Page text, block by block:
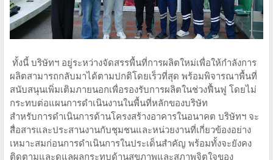
ทั้งนี้ บริษัทฯ อยู่ระหว่างจัดสรรพื้นที่การผลิตใหม่เพื่อให้กำลังการ
ผลิตสามารถกลับมาได้ตามปกติโดยเร็วที่สุด พร้อมพิจารณาพื้นที่
สนับสนุนเพิ่มเติมภายนอกเพื่อรองรับการผลิตในช่วงฟื้นฟู โดยไม่
กระทบต่อแผนการดำเนินงานในพื้นที่หลักของบริษัท
สำหรับการดำเนินการด้านโครงสร้างอาคารในอนาคต บริษัทฯ จะ
สื่อสารและประสานงานกับชุมชนและหน่วยงานที่เกี่ยวข้องอย่าง
เหมาะสมก่อนการดำเนินการในประเด็นสำคัญ พร้อมทั้งจะยังคง
ติดตามและดูแลผลกระทบด้านสุขภาพและสภาพจิตใจของ